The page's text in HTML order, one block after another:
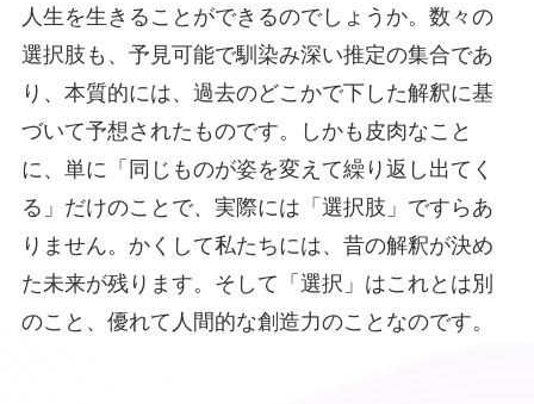
人生を生きることができるのでしょうか。数々の
選択肢も、予見可能で馴染み深い推定の集合であ
り、本質的には、過去のどこかで下した解釈に基
づいて予想されたものです。しかも皮肉なこと
に、単に「同じものが姿を変えて繰り返し出てく
る」だけのことで、 実際には「選択肢」ですらあ
りません。かくして私たちには、昔の解釈が決め
た未来が残ります。そして「選択」はこれとは別
のこと、優れて人間的な創造力のことなのです。